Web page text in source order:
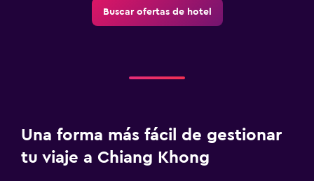
Buscar ofertas de hotel
Una forma más fácil de gestionar
tu viaje a Chiang Khong